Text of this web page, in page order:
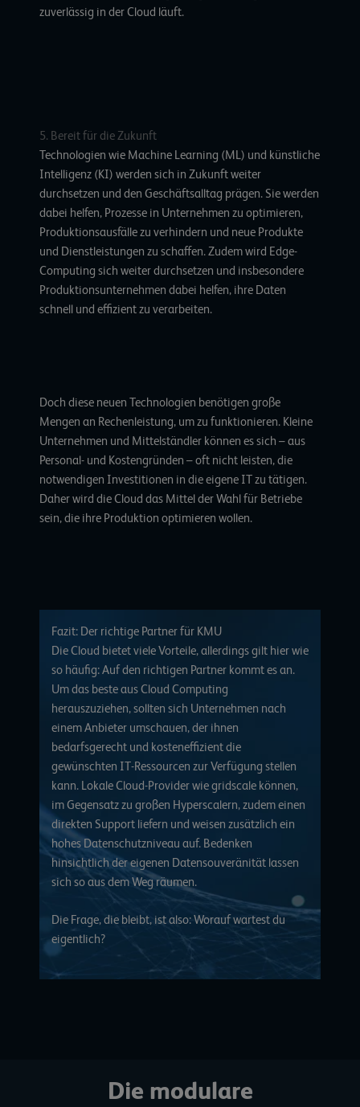
zuverlässig in der Cloud läuft.
5. Bereit für die Zukunft
Technologien wie Machine Learning (ML) und künstliche
Intelligenz (KI) werden sich in Zukunft weiter
durchsetzen und den Geschäftsalltag prägen. Sie werden
dabei helfen, Prozesse in Unternehmen zu optimieren,
Produktionsausfälle zu verhindern und neue Produkte
und Dienstleistungen zu schaffen. Zudem wird Edge-
Computing sich weiter durchsetzen und insbesondere
Produktionsunternehmen dabei helfen, ihre Daten
schnell und effizient zu verarbeiten.
Doch diese neuen Technologien benötigengroße
Mengen an Rechenleistung, um zu funktionieren. Kleine
Unternehmen und Mittelständler können es sich – aus
Personal- und Kostengründen – oft nicht leisten, die
notwendigen Investitionen in die eigene IT zu tätigen.
Daher wird die Cloud das Mittel der Wahl für Betriebe
sein, die ihre Produktion optimieren wollen.
Fazit: Der richtige Partner für KMU
Die Cloud bietet viele Vorteile, allerdings gilt hier wie
so häufig: Auf den richtigen Partner kommt es an.
Um das beste aus Cloud Computing
herauszuziehen, sollten sich Unternehmen nach
einem Anbieter umschauen, der ihnen
bedarfsgerecht und kosteneffizient die
gewünschten IT-Ressourcen zur Verfügung stellen
kann. Lokale Cloud-Provider wie gridscale können,
im Gegensatz zu großen Hyperscalern, zudem einen
direkten Support liefern und weisen zusätzlich ein
hohes Datenschutzniveau auf. Bedenken
hinsichtlich der eigenen Datensouveränität lassen
sich so aus dem Weg räumen.
Die Frage, die bleibt, ist also: Worauf wartest du
eigentlich?
Die modulare